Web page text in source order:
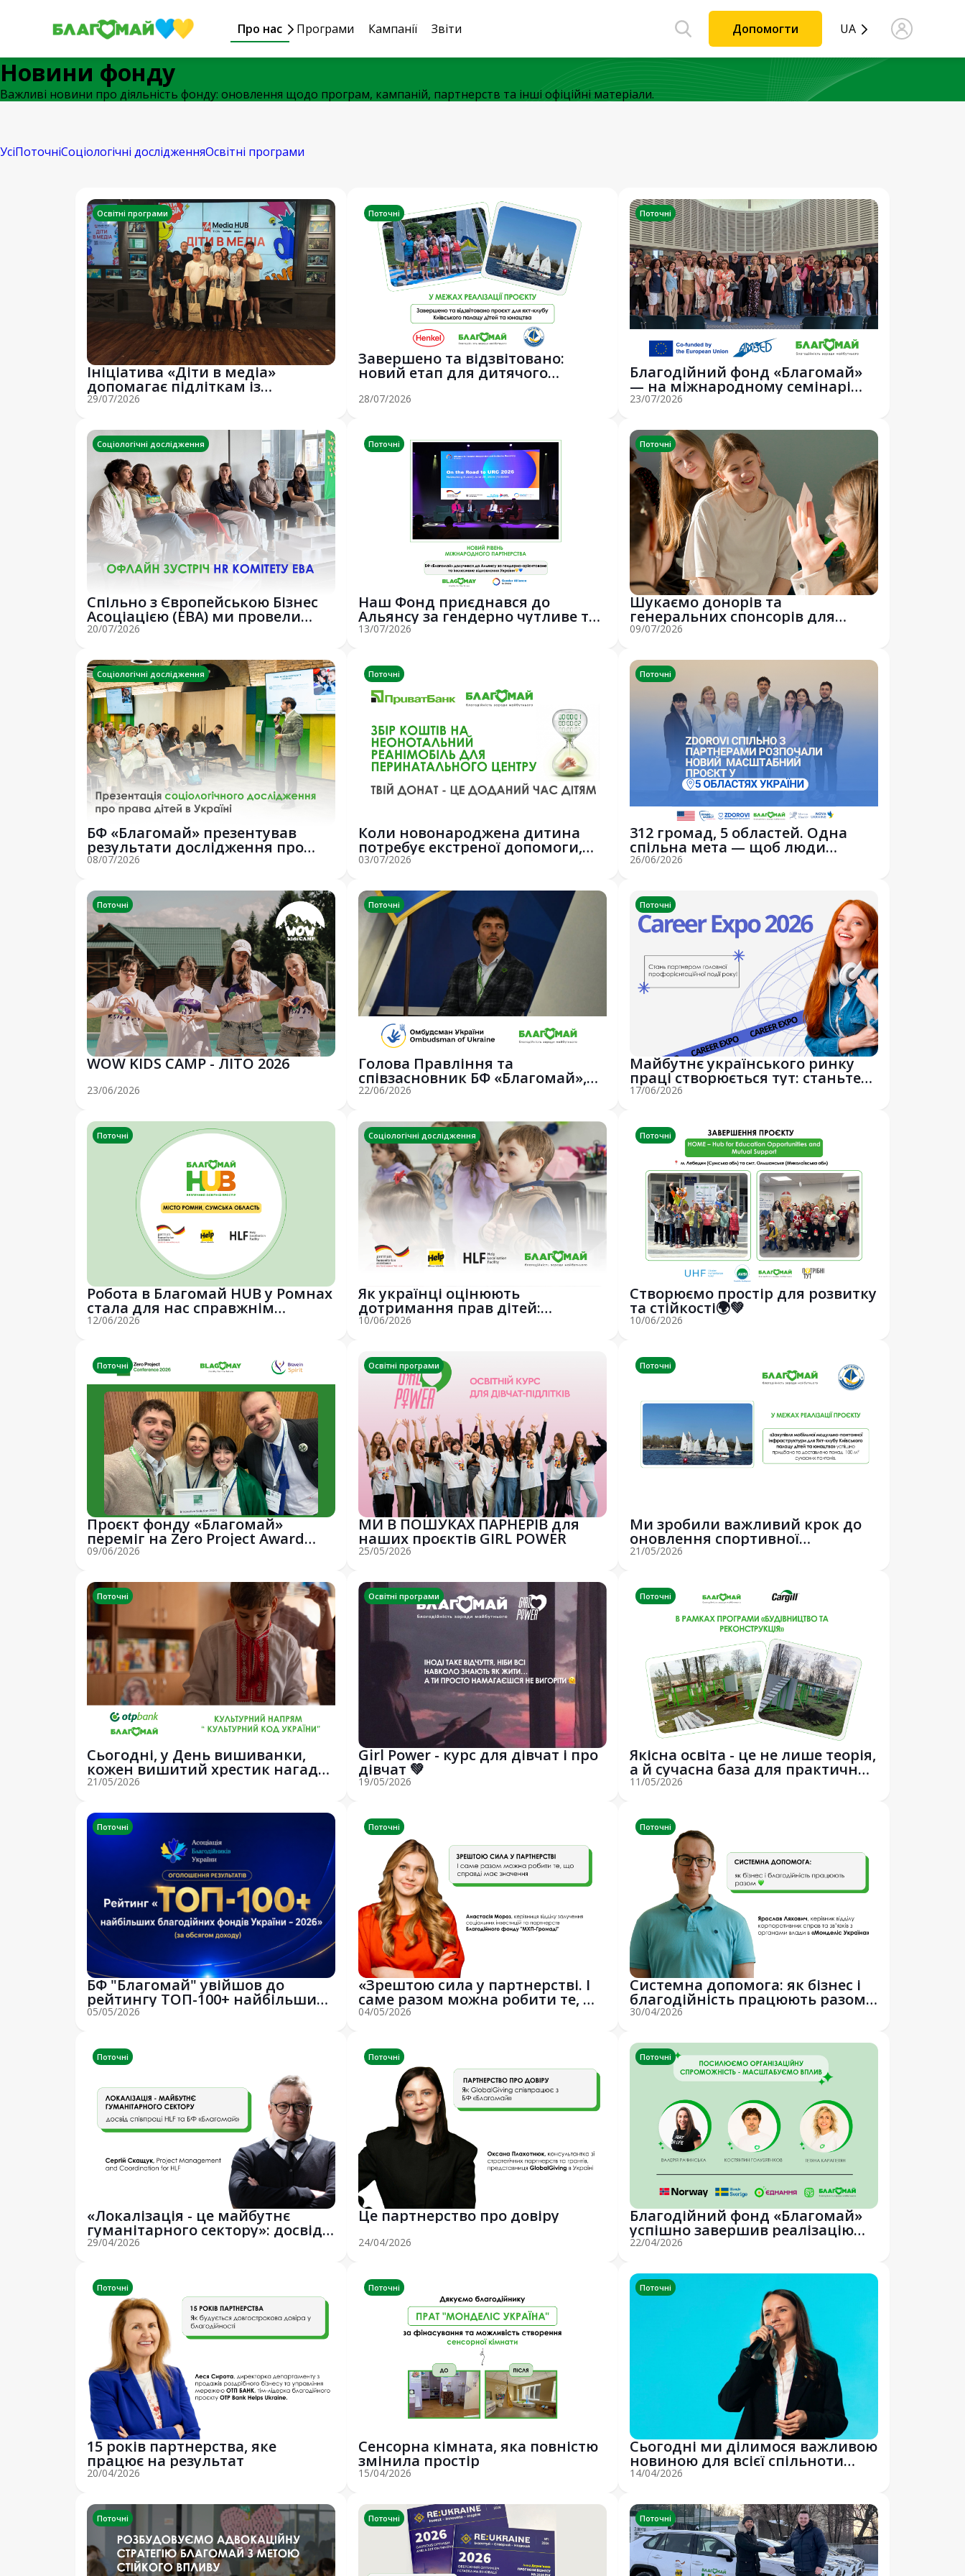
Про нас Програми Кампанії Звіти Допомогти UA
Новини фонду
Важливі новини про діяльність фонду: оновлення щодо програм, кампаній, партнерств та інші офіційні матеріали.
УсіПоточніСоціологічні дослідженняОсвітні програми
Освітні програми
Ініціатива «Діти в медіа»
допомагає підліткам із
вразливих верств н...
29/07/2026
Поточні
Завершено та відзвітовано:
новий етап для дитячого
вітрильного спор...
28/07/2026
Поточні
Благодійний фонд «Благомай»
— на міжнародному семінарі
Erasmus+ у С...
23/07/2026
Соціологічні дослідження
Спільно з Європейською Бізнес
Асоціацією (EBA) ми провели
потужну о...
20/07/2026
Поточні
Наш Фонд приєднався до
Альянсу за гендерно чутливе та
інклюзивне ві...
13/07/2026
Поточні
Шукаємо донорів та
генеральних спонсорів для
відкриття нових Благом...
09/07/2026
Соціологічні дослідження
БФ «Благомай» презентував
результати дослідження про
права дітей в ...
08/07/2026
Поточні
Коли новонароджена дитина
потребує екстреної допомоги,
рахунок іде ...
03/07/2026
Поточні
312 громад, 5 областей. Одна
спільна мета — щоб люди
отримували нео...
26/06/2026
Поточні
WOW KIDS CAMP - ЛІТО 2026
23/06/2026
Поточні
Голова Правління та
співзасновник БФ «Благомай»,
Костянтин Голубятн...
22/06/2026
Поточні
Майбутнє українського ринку
праці створюється тут: станьте
частиною...
17/06/2026
Поточні
Робота в Благомай HUB у Ромнах
стала для нас справжнім
осередком жи...
12/06/2026
Соціологічні дослідження
Як українці оцінюють
дотримання прав дітей:
Благодійний фонд «Благо...
10/06/2026
Поточні
Створюємо простір для розвитку
та стійкості🌍💚
10/06/2026
Поточні
Проєкт фонду «Благомай»
переміг на Zero Project Award
2026 🌍✨
09/06/2026
Освітні програми
МИ В ПОШУКАХ ПАРНЕРІВ для
наших проєктів GIRL POWER
25/05/2026
Поточні
Ми зробили важливий крок до
оновлення спортивної
інфраструктури Києва!
21/05/2026
Поточні
Сьогодні, у День вишиванки,
кожен вишитий хрестик нагадує
нам про н...
21/05/2026
Освітні програми
Girl Power - курс для дівчат і про
дівчат 💚
19/05/2026
Поточні
Якісна освіта - це не лише теорія,
а й сучасна база для практичних
...
11/05/2026
Поточні
БФ "Благомай" увійшов до
рейтингу ТОП-100+ найбільших
благодійних ф...
05/05/2026
Поточні
«Зрештою сила у партнерстві. І
саме разом можна робити те, що
справ...
04/05/2026
Поточні
Системна допомога: як бізнес і
благодійність працюють разом
💚
30/04/2026
Поточні
«Локалізація - це майбутнє
гуманітарного сектору»: досвід
співпраці...
29/04/2026
Поточні
Це партнерство про довіру
24/04/2026
Поточні
Благодійний фонд «Благомай»
успішно завершив реалізацію
проєкту з о...
22/04/2026
Поточні
15 років партнерства, яке
працює на результат
20/04/2026
Поточні
Сенсорна кімната, яка повністю
змінила простір
15/04/2026
Поточні
Сьогодні ми ділимося важливою
новиною для всієї спільноти
фонду Бла...
14/04/2026
Поточні Поточні Поточні